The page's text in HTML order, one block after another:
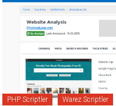
PHP Scriptler Warez Scriptler